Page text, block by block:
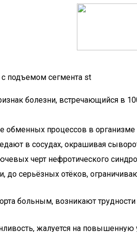
подъемом сегмента st
болезни, встречающийся в
процессов в
в сосудах, окрашивая
черт нефротического
до серьёзных отёков,
больным, возникают
жалуется на